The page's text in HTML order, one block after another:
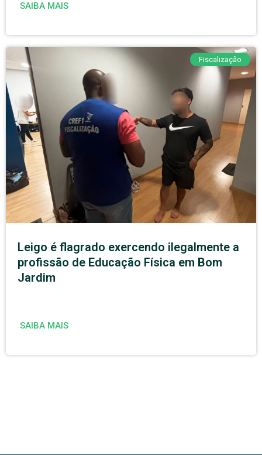
SAIBA MAIS
Fiscalização
Leigo é flagrado exercendo ilegalmente a
profissão de Educação Física em Bom
Jardim
SAIBA MAIS